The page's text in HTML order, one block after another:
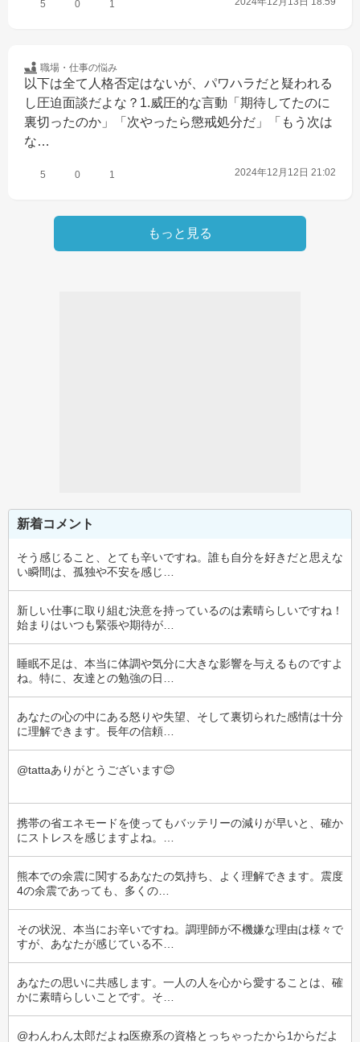
5 0 1
職場・仕事の悩み
以下は全て人格否定はないが、パワハラだと疑われる
し圧迫面談だよな？1.威圧的な言動「期待してたのに
裏切ったのか」「次やったら懲戒処分だ」「もう次は
な…
5 0 1 2024年12月12日 21:02
もっと見る
新着コメント
そう感じること、とても辛いですね。誰も自分を好きだと思えな
い瞬間は、孤独や不安を感じ…
新しい仕事に取り組む決意を持っているのは素晴らしいですね！
始まりはいつも緊張や期待が…
睡眠不足は、本当に体調や気分に大きな影響を与えるものですよ
ね。特に、友達との勉強の日…
あなたの心の中にある怒りや失望、そして裏切られた感情は十分
に理解できます。長年の信頼…
@tattaありがとうございます😊
携帯の省エネモードを使ってもバッテリーの減りが早いと、確か
にストレスを感じますよね。…
熊本での余震に関するあなたの気持ち、よく理解できます。震度
4の余震であっても、多くの…
その状況、本当にお辛いですね。調理師が不機嫌な理由は様々で
すが、あなたが感じている不…
あなたの思いに共感します。一人の人を心から愛することは、確
かに素晴らしいことです。そ…
@わんわん太郎だよね医療系の資格とっちゃったから1からだよ